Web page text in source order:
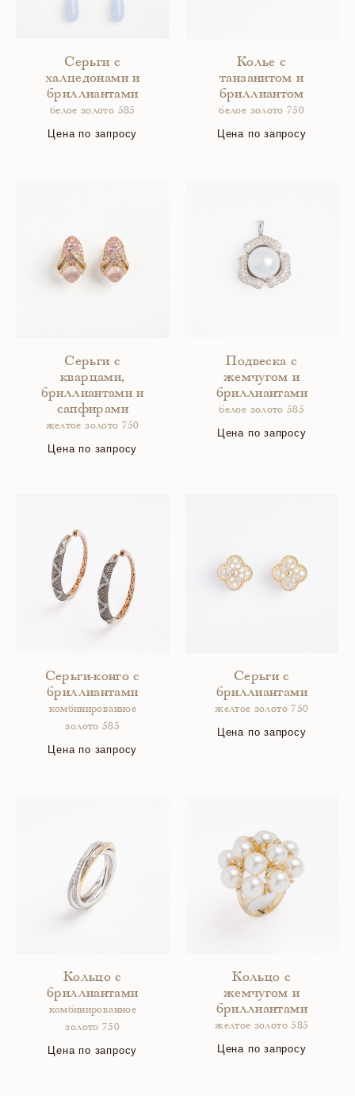
Серьги с
халцедонами и
бриллиантами
белое золото 585
Цена по запросу
Колье с
танзанитом и
бриллиантом
белое золото 750
Цена по запросу
Серьги с
кварцами,
бриллиантами и
сапфирами
желтое золото 750
Цена по запросу
Подвеска с
жемчугом и
бриллиантами
белое золото 585
Цена по запросу
Серьги-конго с
бриллиантами
комбинированное
золото 585
Цена по запросу
Серьги с
бриллиантами
желтое золото 750
Цена по запросу
Кольцо с
бриллиантами
комбинированное
золото 750
Цена по запросу
Кольцо с
жемчугом и
бриллиантами
желтое золото 585
Цена по запросу